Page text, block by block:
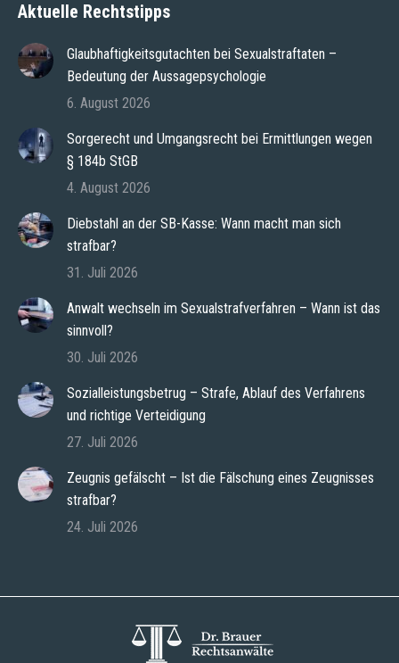
Aktuelle Rechtstipps
Glaubhaftigkeitsgutachten bei Sexualstraftaten –
Bedeutung der Aussagepsychologie
6. August 2026
Sorgerecht und Umgangsrecht bei Ermittlungen wegen
§ 184b StGB
4. August 2026
Diebstahl an der SB-Kasse: Wann macht man sich
strafbar?
31. Juli 2026
Anwalt wechseln im Sexualstrafverfahren – Wann ist das
sinnvoll?
30. Juli 2026
Sozialleistungsbetrug – Strafe, Ablauf des Verfahrens
und richtige Verteidigung
27. Juli 2026
Zeugnis gefälscht – Ist die Fälschung eines Zeugnisses
strafbar?
24. Juli 2026